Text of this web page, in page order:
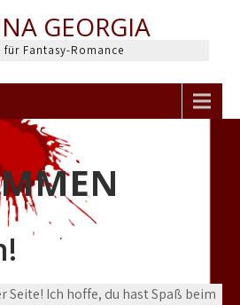
GEORGIA
Fantasy-Romance
Ich hoffe, du hast Spaß beim